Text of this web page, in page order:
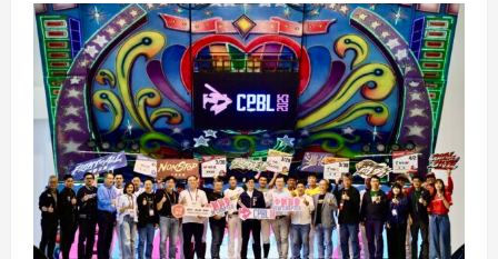
灣
高
空
大
文
藝
研
究
學
會」
第
一
屆
會
員
聯